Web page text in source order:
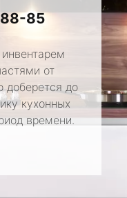
85
от
доберется до
кухонных
времени.